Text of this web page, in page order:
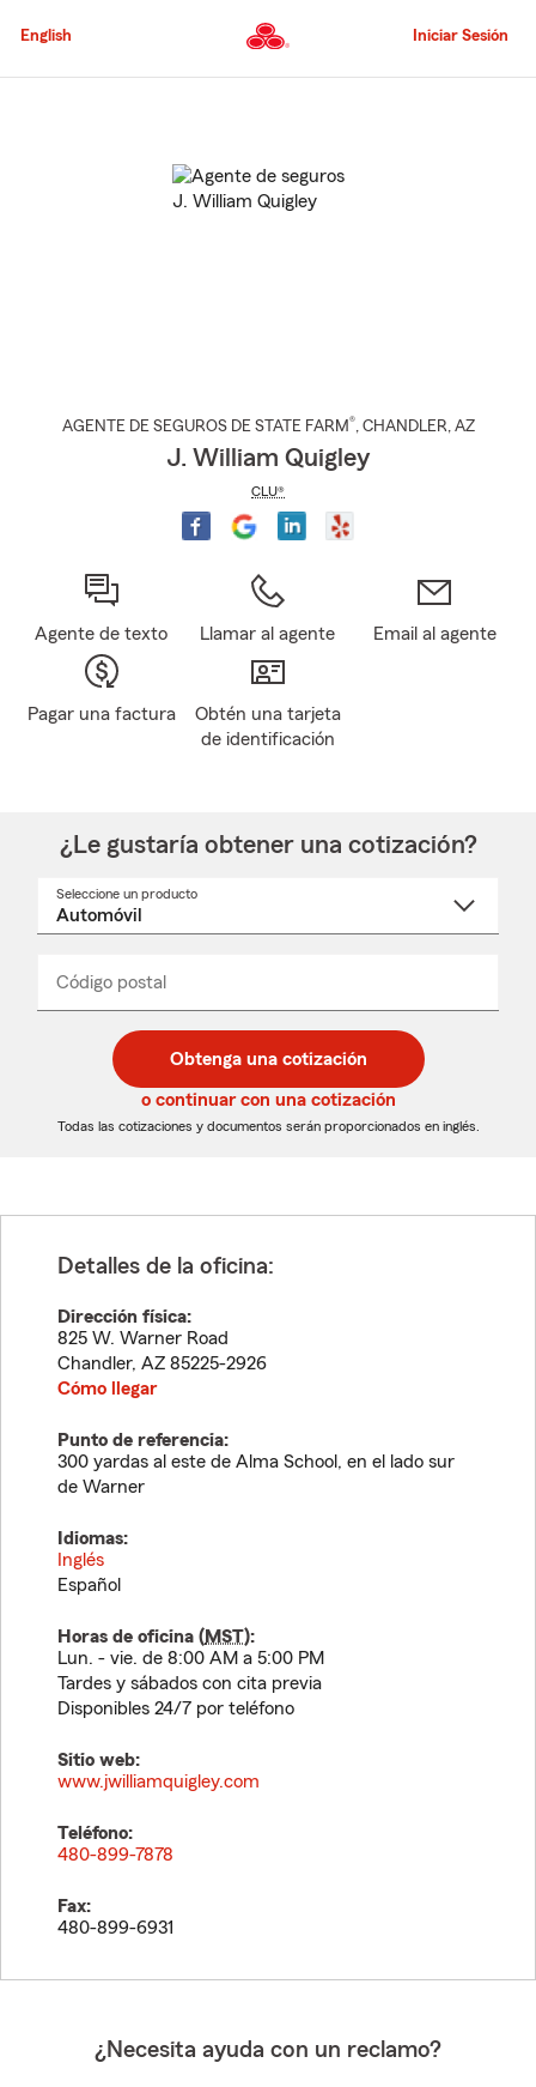
al
principal
English Iniciar Sesión
AGENTE DE SEGUROS DE STATE FARM®, CHANDLER, AZ
J. William Quigley
CLU®
Agente de texto Llamar al agente Email al agente
Pagar una factura
Obtén una tarjeta
de identificación
¿Le gustaría obtener una cotización?
Seleccione un producto
desplegable
Código postal
de
5
dígitos
de
5
dígitos
_____
Obtenga una cotización
o continuar con una cotización
Todas las cotizaciones y documentos serán proporcionados en inglés.
Detalles de la oficina:
Dirección física:
825 W. Warner Road
Chandler, AZ 85225-2926
Cómo llegar
Punto de referencia:
300 yardas al este de Alma School, en el lado sur
de Warner
Idiomas:
Inglés
Español
Horas de oficina (MST):
Lun. - vie. de 8:00 AM a 5:00 PM
Tardes y sábados con cita previa
Disponibles 24/7 por teléfono
Sitio web:
www.jwilliamquigley.com
Teléfono:
480-899-7878
Fax:
480-899-6931
¿Necesita ayuda con un reclamo?